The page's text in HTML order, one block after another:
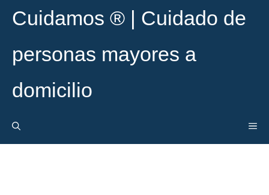
Cuidamos ® | Cuidado de
personas mayores a
domicilio